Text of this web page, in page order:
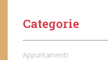
Categorie
Appuntamenti